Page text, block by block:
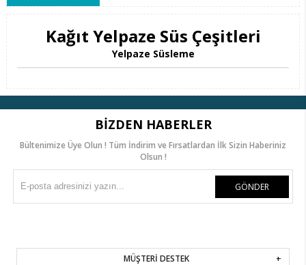
Kağıt Yelpaze Süs Çeşitleri
Yelpaze Süsleme
BIZDEN HABERLER
Bültenimize Üye Olun ! Tüm İndirim ve Fırsatlardan İlk Sizin Haberiniz
Olsun !
GÖNDER
MÜŞTERİ DESTEK